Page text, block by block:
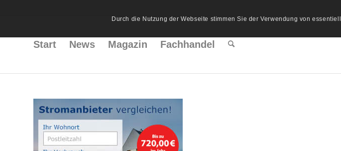
Start News Magazin Fachhandel
Durch die Nutzung der Webseite stimmen Sie der Verwendung von